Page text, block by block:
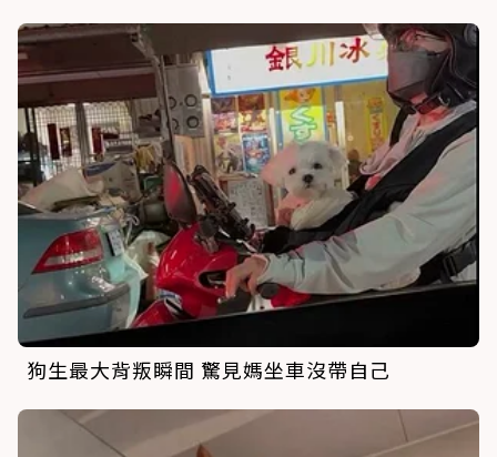
狗生最大背叛瞬間 驚見媽坐車沒帶自己